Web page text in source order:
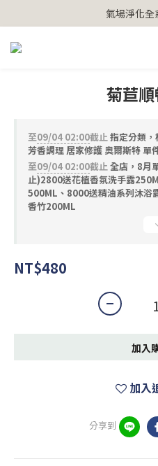
【官網獨家】首次消費 不限
氣場淨化全
【官網獨家】首次消費 不限
菊苣
至09/04 02:00截止指定分類
芳香調理 居家修護 奧爾斯特 單
至09/04 02:00截止全店，8月
止)2800送花植香氛洗手露
500ML、8000送精油系列沐浴
香竹200ML
NT$480
加入
加入
分享到